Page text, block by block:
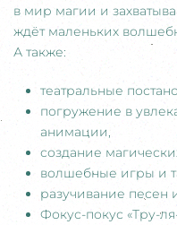
в мир магии и
ждёт маленьких
А также:
театральные
погружение в
анимации,
создание
волшебные игры и
разучивание песен
Фокус-покус «Тру-